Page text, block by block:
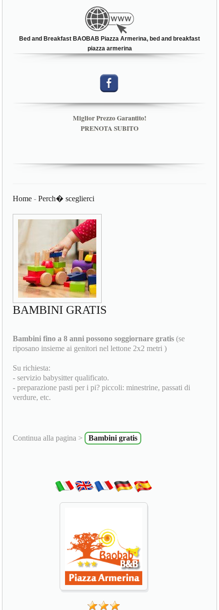
Bed and Breakfast BAOBAB Piazza Armerina, bed and breakfast
piazza armerina
Miglior Prezzo Garantito!
PRENOTA SUBITO
Home -Perch� sceglierci
BAMBINI GRATIS
Bambini fino a 8 anni possono soggiornare gratis (se
riposano insieme ai genitori nel lettone 2x2 metri )
Su richiesta:
- servizio babysitter qualificato.
- preparazione pasti per i pi? piccoli: minestrine, passati di
verdure, etc.
Continua alla pagina > Bambini gratis